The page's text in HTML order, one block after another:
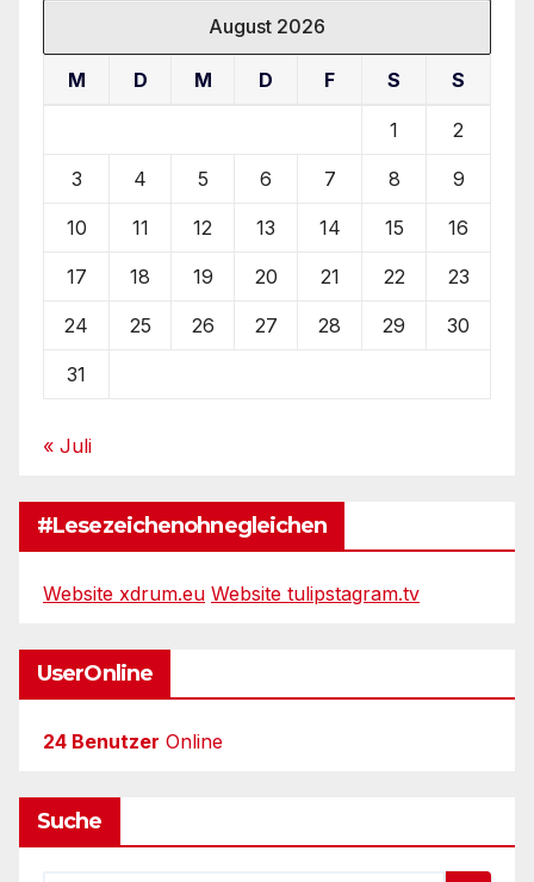
August 2026
M D M D F S S
1 2
3 4 5 6 7 8 9
10 11 12 13 14 15 16
17 18 19 20 21 22 23
24 25 26 27 28 29 30
31
« Juli
#Lesezeichenohnegleichen
Website xdrum.eu Website tulipstagram.tv
UserOnline
24 Benutzer Online
Suche